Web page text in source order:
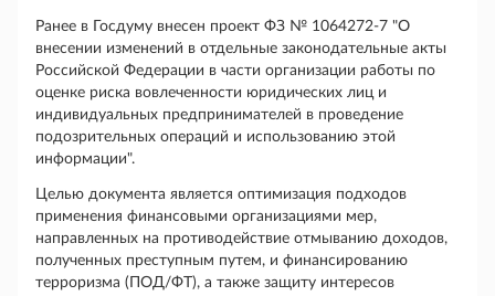
Ранее в Госдуму внесен проект ФЗ № 1064272-7 "О
внесении изменений в отдельные законодательные акты
Российской Федерации в части организации работы по
оценке риска вовлеченности юридических лиц и
индивидуальных предпринимателей в проведение
подозрительных операций и использованию этой
информации".
Целью документа является оптимизация подходов
применения финансовыми организациями мер,
направленных на противодействие отмыванию доходов,
полученных преступным путем, и финансированию
терроризма (ПОД/ФТ), а также защиту интересов